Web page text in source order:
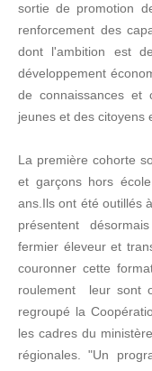
sortie de promotion
renforcement des
dont l'ambition est
développement
de connaissances et
jeunes et des citoyens
La première cohorte
et garçons hors
ans.Ils ont été outillés
présentent
fermier éleveur et
couronner cette
roulement leur sont
regroupé la
les cadres du
régionales. "Un